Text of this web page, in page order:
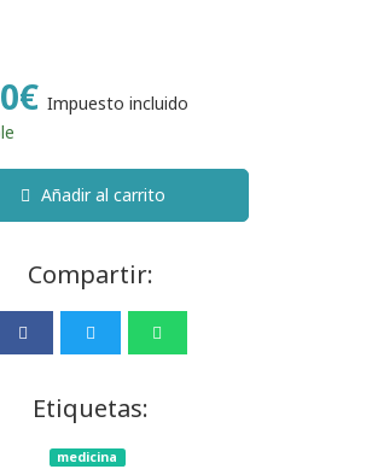
Impuesto incluido
Añadir al carrito
Compartir:
Etiquetas:
medicina